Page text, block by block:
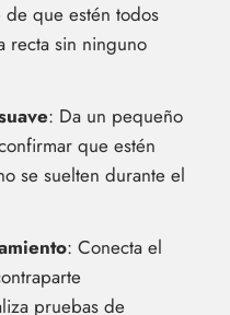
que estén todos
recta sin ninguno
: Da un pequeño
que estén
se suelten durante el
: Conecta el
pruebas de